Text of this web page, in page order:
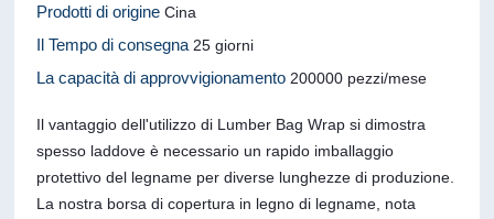
Prodotti di origineCina
Il Tempo di consegna 25 giorni
La capacità di approvvigionamento 200000 pezzi/mese
Il vantaggio dell'utilizzo di Lumber Bag Wrap si dimostra
spesso laddove è necessario un rapido imballaggio
protettivo del legname per diverse lunghezze di produzione.
La nostra borsa di copertura in legno di legname, nota